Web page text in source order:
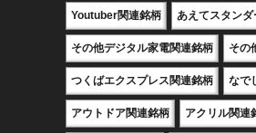
Youtuber関連銘柄 あえてスタン
その他デジタル家電関連銘柄 その
つくばエクスプレス関連銘柄 なで
アウトドア関連銘柄 アクリル関連